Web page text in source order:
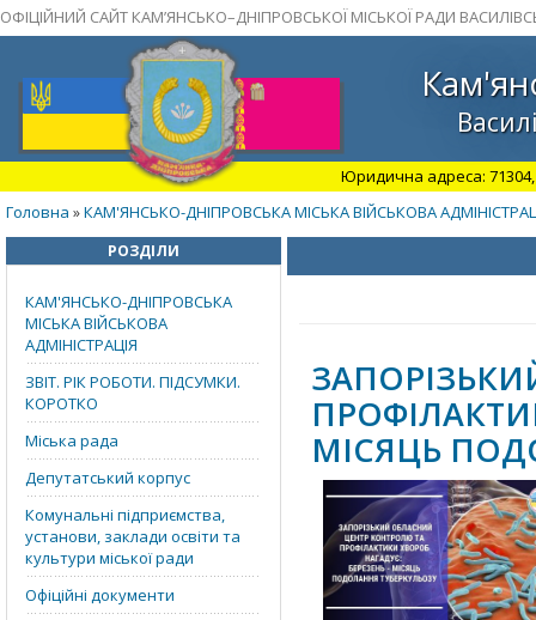
ОФІЦІЙНИЙ САЙТ КАМ’ЯНСЬКО–ДНІПРОВСЬКОЇ МІСЬКОЇ РАДИ
Юридична адреса: 71304,
Головна »КАМ'ЯНСЬКО-ДНІПРОВСЬКА МІСЬКА ВІЙСЬКОВА
РОЗДІЛИ
КАМ'ЯНСЬКО-ДНІПРОВСЬКА
МІСЬКА ВІЙСЬКОВА
АДМІНІСТРАЦІЯ
ЗВІТ. РІК РОБОТИ. ПІДСУМКИ.
КОРОТКО
Міська рада
Депутатський корпус
Комунальні підприємства,
установи, заклади освіти та
культури міської ради
Офіційні документи
МІСЯЦЬ